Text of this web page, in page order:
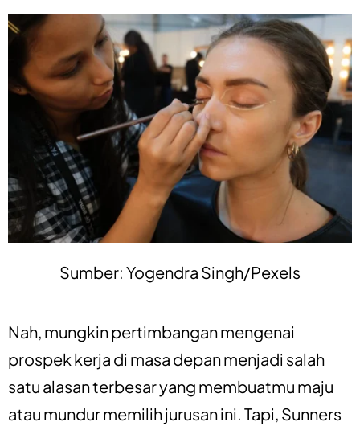
Sumber: Yogendra Singh/Pexels
Nah, mungkin pertimbangan mengenai
prospek kerja di masa depan menjadi salah
satu alasan terbesar yang membuatmu maju
atau mundur memilih jurusan ini. Tapi, Sunners